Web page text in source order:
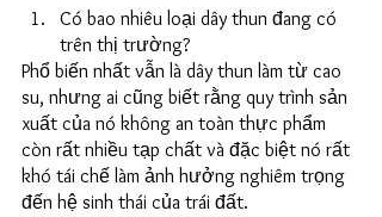
Có bao nhiêu loại dây thun đang có
trên thị trường?
Phổ biến nhất vẫn là dây thun làm từ cao
su, nhưng ai cũng biết rằng quy trình sản
xuất của nó không an toàn thực phẩm
còn rất nhiều tạp chất và đặc biệt nó rất
khó tái chế làm ảnh hưởng nghiêm trọng
đến hệ sinh thái của trái đất.